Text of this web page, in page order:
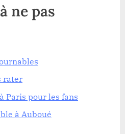
ne pas
rater
Paris pour les fans
à Auboué